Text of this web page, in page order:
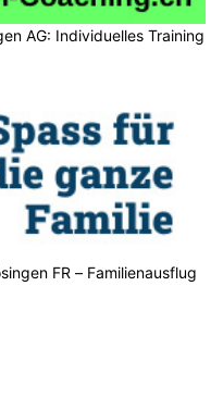
AG: Individuelles Training
FR – Familienausflug